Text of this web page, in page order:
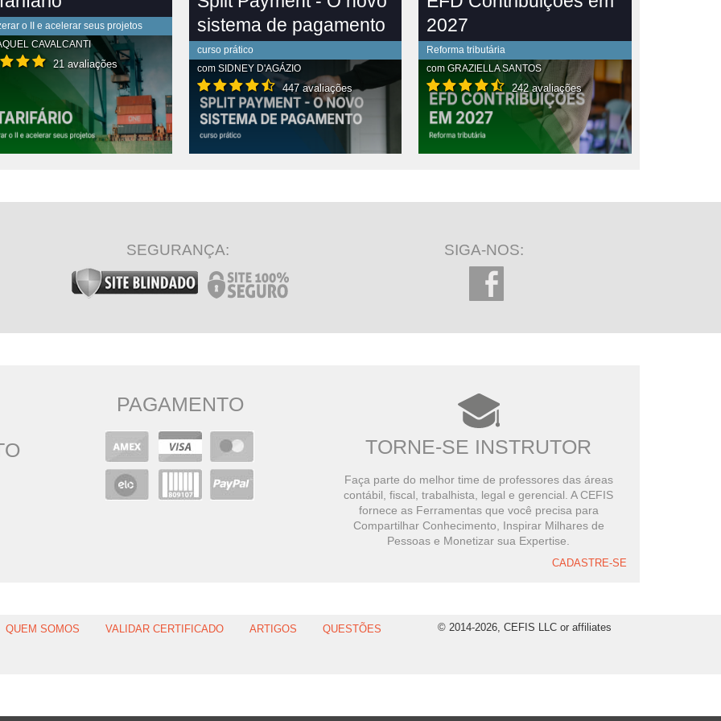
o II e acelerar seus projetos
CAVALCANTI
21 avaliações
sistema de pagamento
curso prático
com SIDNEY D'AGÁZIO
447 avaliações
CONTEÚDO COMPLETO
2027
Reforma tributária
comGRAZIELLA SANTOS
242 avaliações
VER CONTEÚDO COMPLETO
SEGURANÇA: SIGA-NOS:
PAGAMENTO
TORNE-SE INSTRUTOR
Faça parte do melhor time de professores das áreas
contábil, fiscal, trabalhista, legal e gerencial. A CEFIS
fornece as Ferramentas que você precisa para
Compartilhar Conhecimento, Inspirar Milhares de
Pessoas e Monetizar sua Expertise.
CADASTRE-SE
QUEM SOMOS VALIDAR CERTIFICADO ARTIGOS QUESTÕES © 2014-2026, CEFIS LLC or affiliates